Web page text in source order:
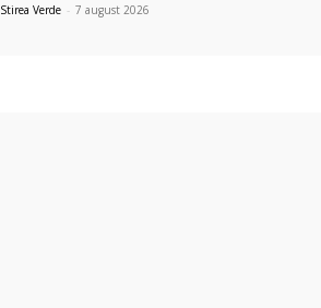
Stirea Verde - 7 august 2026